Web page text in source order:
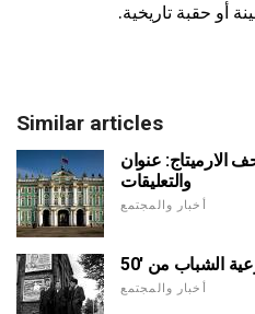
أو حقبة تاريخية.
Similar articles
الارميتاج: عنوان
والتعليقات
أخبار والمجتمع
أخبار والمجتمع